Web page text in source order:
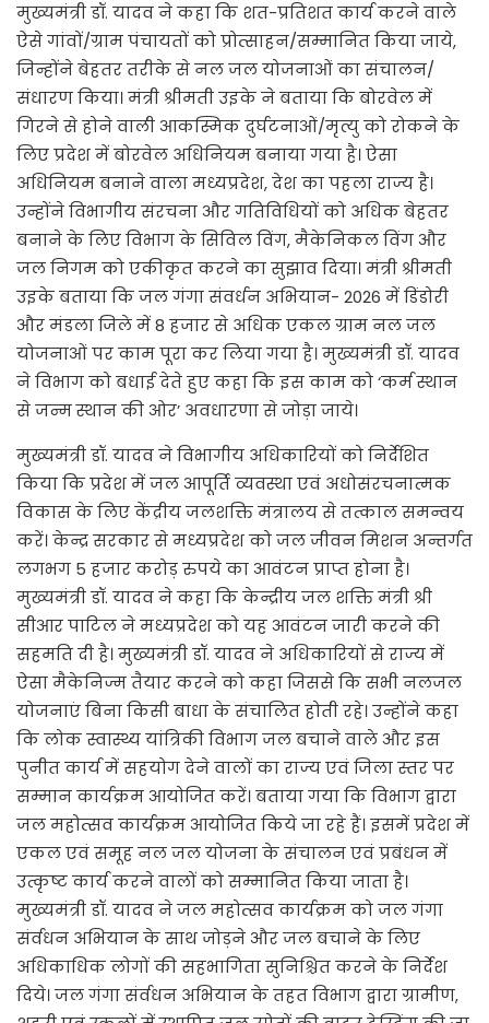
मुख्यमंत्री डॉ. यादव ने कहा कि शत-प्रतिशत कार्य करने वाले
ऐसे गांवों/ग्राम पंचायतों को प्रोत्साहन/सम्मानित किया जाये,
जिन्होंने बेहतर तरीके से नल जल योजनाओं का संचालन/
संधारण किया। मंत्री श्रीमती उइके ने बताया कि बोरवेल में
गिरने से होने वाली आकस्मिक दुर्घटनाओं/मृत्यु को रोकने के
लिए प्रदेश में बोरवेल अधिनियम बनाया गया है। ऐसा
अधिनियम बनाने वाला मध्यप्रदेश, देश का पहला राज्य है।
उन्होंने विभागीय संरचना और गतिविधियों को अधिक बेहतर
बनाने के लिए विभाग के सिविल विंग, मैकेनिकल विंग और
जल निगम को एकीकृत करने का सुझाव दिया। मंत्री श्रीमती
उइके बताया कि जल गंगा संवर्धन अभियान- 2026 में डिंडोरी
और मंडला जिले में 8 हजार से अधिक एकल ग्राम नल जल
योजनाओं पर काम पूरा कर लिया गया है। मुख्यमंत्री डॉ. यादव
ने विभाग को बधाई देते हुए कहा कि इस काम को ‘कर्म स्थान
से जन्म स्थान की ओर’ अवधारणा से जोड़ा जाये।
मुख्यमंत्री डॉ. यादव ने विभागीय अधिकारियों को निर्देशित
किया कि प्रदेश में जल आपूर्ति व्यवस्था एवं अधोसंरचनात्मक
विकास के लिए केंद्रीय जलशक्ति मंत्रालय से तत्काल समन्वय
करें। केन्द्र सरकार से मध्यप्रदेश को जल जीवन मिशन अन्तर्गत
लगभग 5 हजार करोड़ रुपये का आवंटन प्राप्त होना है।
मुख्यमंत्री डॉ. यादव ने कहा कि केन्द्रीय जल शक्ति मंत्री श्री
सीआर पाटिल ने मध्यप्रदेश को यह आवंटन जारी करने की
सहमति दी है। मुख्यमंत्री डॉ. यादव ने अधिकारियों से राज्य में
ऐसा मैकेनिज्म तैयार करने को कहा जिससे कि सभी नलजल
योजनाएं बिना किसी बाधा के संचालित होती रहे। उन्होंने कहा
कि लोक स्वास्थ्य यांत्रिकी विभाग जल बचाने वाले और इस
पुनीत कार्य में सहयोग देने वालों का राज्य एवं जिला स्तर पर
सम्मान कार्यक्रम आयोजित करें। बताया गया कि विभाग द्वारा
जल महोत्सव कार्यक्रम आयोजित किये जा रहे हैं। इसमें प्रदेश में
एकल एवं समूह नल जल योजना के संचालन एवं प्रबंधन में
उत्कृष्ट कार्य करने वालों को सम्मानित किया जाता है।
मुख्यमंत्री डॉ. यादव ने जल महोत्सव कार्यक्रम को जल गंगा
संर्वधन अभियान के साथ जोड़ने और जल बचाने के लिए
अधिकाधिक लोगों की सहभागिता सुनिश्चित करने के निर्देश
दिये। जल गंगा संर्वधन अभियान के तहत विभाग द्वारा ग्रामीण,